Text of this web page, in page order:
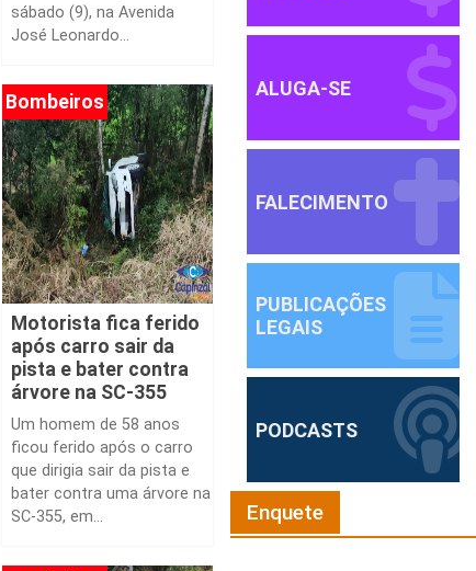
sábado (9), na Avenida
José Leonardo...
Bombeiros
Motorista fica ferido
após carro sair da
pista e bater contra
árvore na SC-355
Um homem de 58 anos
ficou ferido após o carro
que dirigia sair da pista e
bater contra uma árvore na
SC-355, em...
ALUGA-SE
FALECIMENTO
PUBLICAÇÕES
LEGAIS
PODCASTS
Enquete